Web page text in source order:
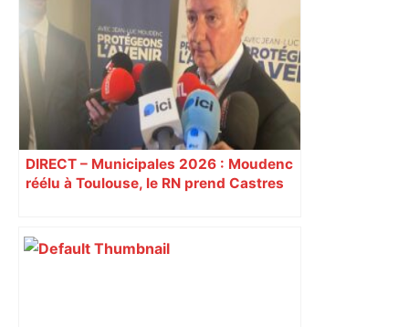
cosplay… Ce salon va vous replonger
dans les années 1980 et 1990 – Actu.fr
DIRECT – Municipales 2026 : Moudenc
réélu à Toulouse, le RN prend Castres